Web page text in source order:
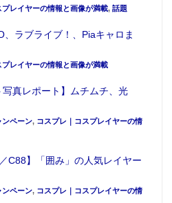
プレイヤーの情報と画像が満載, 話題
、ラブライブ！、Piaキャロま
プレイヤーの情報と画像が満載
写真レポート】ムチムチ、光
ンペーン, コスプレ｜コスプレイヤーの情
C88】「囲み」の人気レイヤー
ンペーン, コスプレ｜コスプレイヤーの情